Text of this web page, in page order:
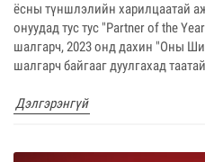
ёсны түншлэлийн харилцаатай
онуудад тус тус "Partner of the
шалгарч, 2023 онд дахин "Оны
шалгарч байгааг дуулгахад
Дэлгэрэнгүй